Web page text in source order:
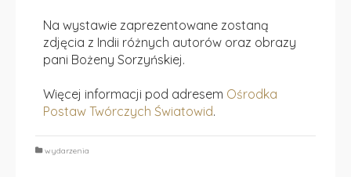
Na wystawie zaprezentowane zostaną
zdjęcia z Indii różnych autorów oraz obrazy
pani Bożeny Sorzyńskiej.
Więcej informacji pod adresem Ośrodka
Postaw Twórczych Światowid.
wydarzenia